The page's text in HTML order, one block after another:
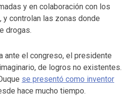
y en colaboración con los
controlan las zonas donde
drogas.
ante el congreso, el presidente
de logros no existentes.
se presentó como inventor
hace mucho tiempo.